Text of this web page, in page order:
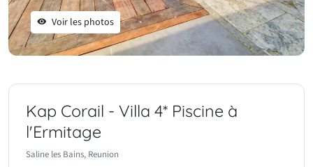
Voir les photos
Kap Corail - Villa 4* Piscine à
l'Ermitage
Saline les Bains, Reunion